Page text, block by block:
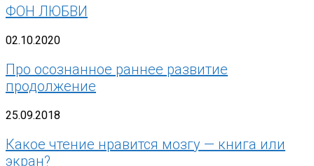
ФОН ЛЮБВИ
02.10.2020
Про осознанное раннее развитие
продолжение
25.09.2018
Какое чтение нравится мозгу — книга или
экран?